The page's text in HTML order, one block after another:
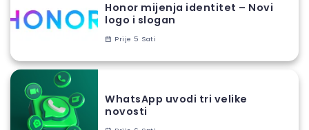
Honor mijenja identitet – Novi
logo i slogan
Prije 5 Sati
WhatsApp uvodi tri velike
novosti